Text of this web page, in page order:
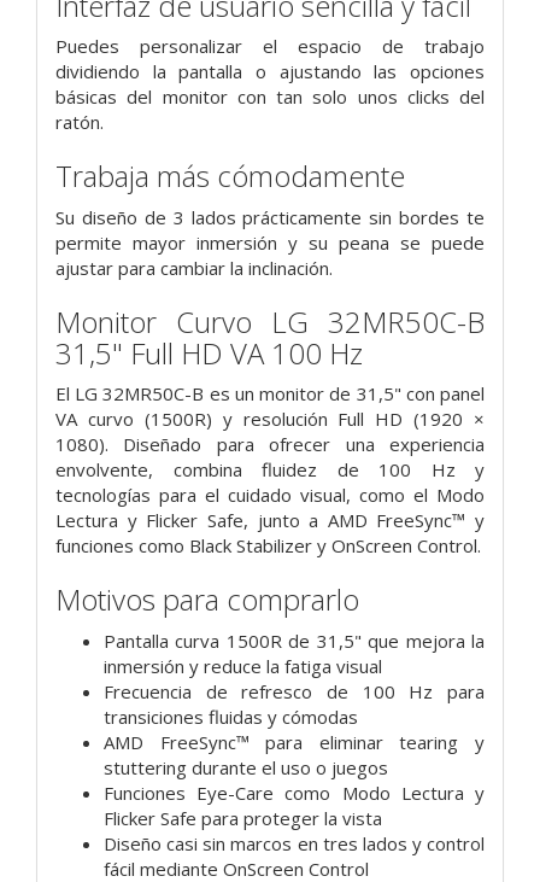
Puedes personalizar el espacio de trabajo
dividiendo la pantalla o ajustando las opciones
básicas del monitor con tan solo unos clicks del
ratón.
Trabaja más cómodamente
Su diseño de 3 lados prácticamente sin bordes te
permite mayor inmersión y su peana se puede
ajustar para cambiar la inclinación.
Monitor Curvo LG 32MR50C-B
31,5" Full HD VA 100 Hz
El LG 32MR50C-B es un monitor de 31,5" con panel
VA curvo (1500R) y resolución Full HD (1920 ×
1080). Diseñado para ofrecer una experiencia
envolvente, combina fluidez de 100 Hz y
tecnologías para el cuidado visual, como el Modo
Lectura y Flicker Safe, junto a AMD FreeSync™ y
funciones como Black Stabilizer y OnScreen Control.
Motivos para comprarlo
Pantalla curva 1500R de 31,5" que mejora la
inmersión y reduce la fatiga visual
Frecuencia de refresco de 100 Hz para
transiciones fluidas y cómodas
AMD FreeSync™ para eliminar tearing y
stuttering durante el uso o juegos
Funciones Eye-Care como Modo Lectura y
Flicker Safe para proteger la vista
Diseño casi sin marcos en tres lados y control
fácil mediante OnScreen Control